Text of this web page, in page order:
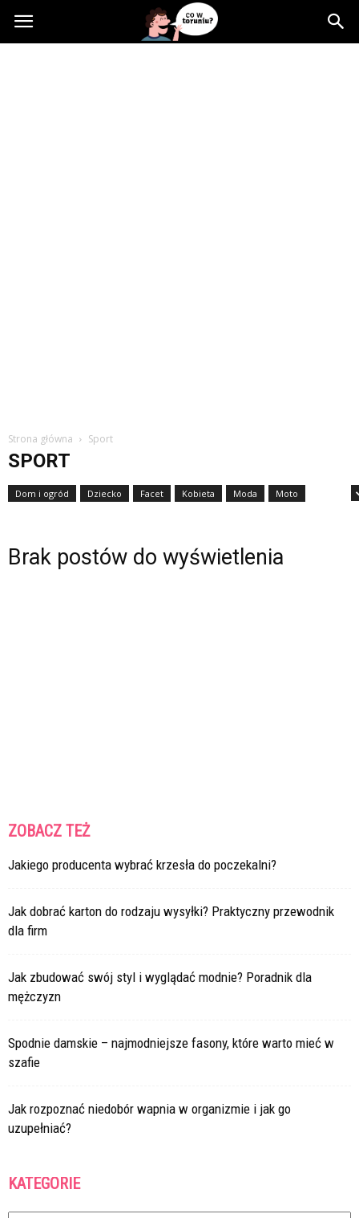
Cowtoruniu.pl
Strona główna Sport
SPORT
Dom i ogród Dziecko Facet Kobieta Moda
Moto
Brak postów do wyświetlenia
ZOBACZ TEŻ
Jakiego producenta wybrać krzesła do poczekalni?
Jak dobrać karton do rodzaju wysyłki? Praktyczny przewodnik
dla firm
Jak zbudować swój styl i wyglądać modnie? Poradnik dla
mężczyzn
Spodnie damskie – najmodniejsze fasony, które warto mieć w
szafie
Jak rozpoznać niedobór wapnia w organizmie i jak go
uzupełniać?
KATEGORIE
Kategorie